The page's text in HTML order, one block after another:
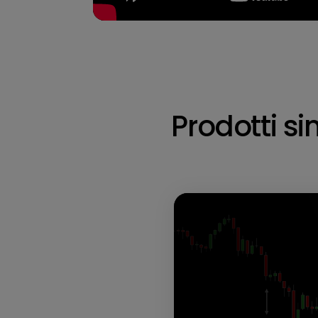
Prodotti